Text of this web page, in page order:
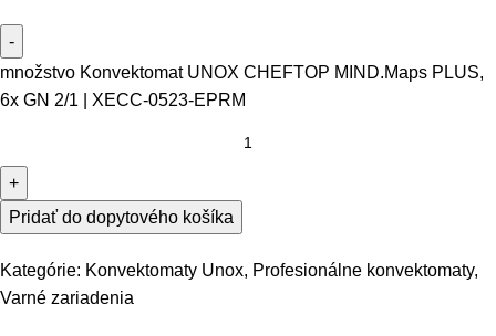
množstvo Konvektomat UNOX CHEFTOP MIND.Maps PLUS,
6x GN 2/1 | XECC-0523-EPRM
Pridať do dopytového košíka
Kategórie: Konvektomaty Unox, Profesionálne konvektomaty,
Varné zariadenia